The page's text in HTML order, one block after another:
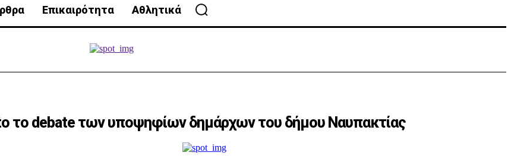
Επικαιρότητα Αθλητικά
το debate των υποψηφίων δημάρχων του δήμου Ναυπακτίας